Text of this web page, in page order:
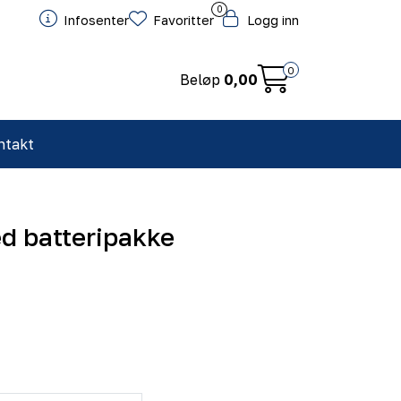
Infosenter
0
Favoritter Logg inn
Beløp 0,00
0
batteripakke